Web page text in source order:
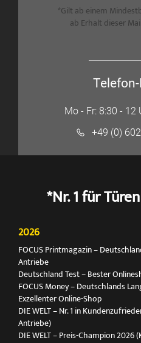
*Gilt ab einem
ab Erhalt dieser
Mo - Fr: 8:30 - 12
+49 (0)
*Nr. 1 für
2026
FOCUS Printmagazin –
Antriebe
Deutschland Test – Bester
FOCUS Money – Deutschlands
Exzellenter Online-Shop
DIE WELT – Nr. 1 in
Antriebe)
DIE WELT – Preis-Champion